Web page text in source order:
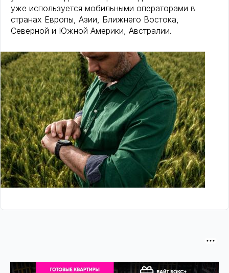
уже используется мобильными операторами в
странах Европы, Азии, Ближнего Востока,
Северной и Южной Америки, Австралии.